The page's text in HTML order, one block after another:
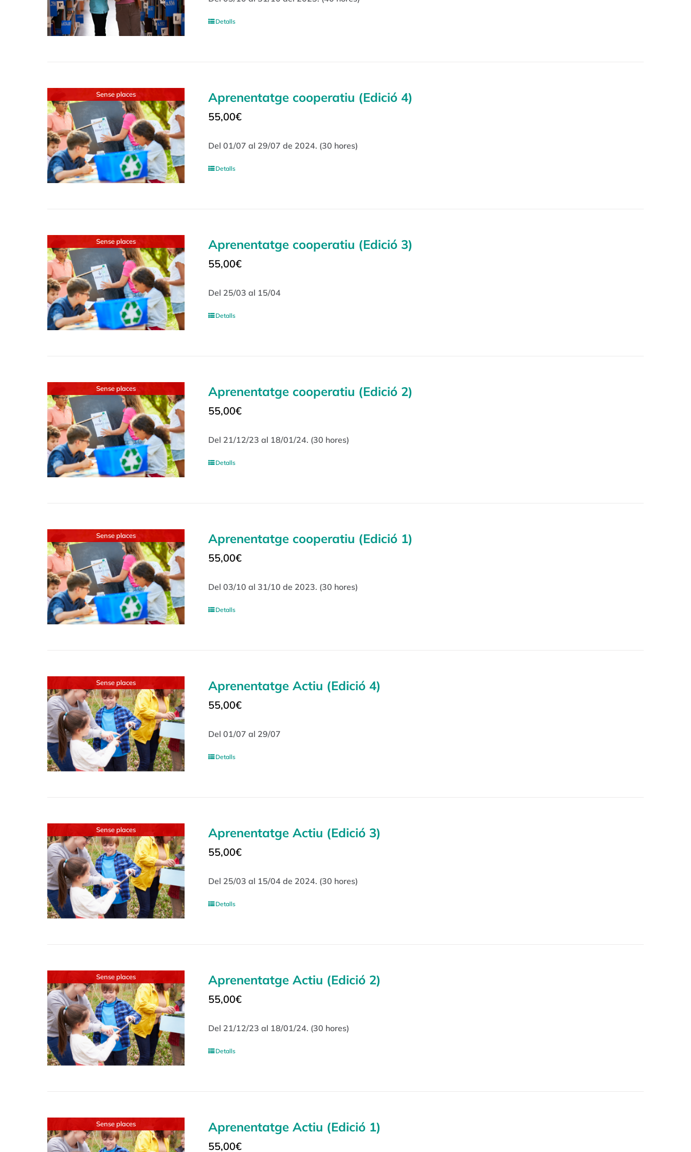
Detalls
Sense places Aprenentatge cooperatiu (Edició 4)
55,00€
Del 01/07 al 29/07 de 2024. (30 hores)
Detalls
Sense places Aprenentatge cooperatiu (Edició 3)
55,00€
Del 25/03 al 15/04
Detalls
Sense places Aprenentatge cooperatiu (Edició 2)
55,00€
Del 21/12/23 al 18/01/24. (30 hores)
Detalls
Sense places Aprenentatge cooperatiu (Edició 1)
55,00€
Del 03/10 al 31/10 de 2023. (30 hores)
Detalls
Sense places Aprenentatge Actiu (Edició 4)
55,00€
Del 01/07 al 29/07
Detalls
Sense places Aprenentatge Actiu (Edició 3)
55,00€
Del 25/03 al 15/04 de 2024. (30 hores)
Detalls
Sense places Aprenentatge Actiu (Edició 2)
55,00€
Del 21/12/23 al 18/01/24. (30 hores)
Detalls
Sense places Aprenentatge Actiu (Edició 1)
55,00€